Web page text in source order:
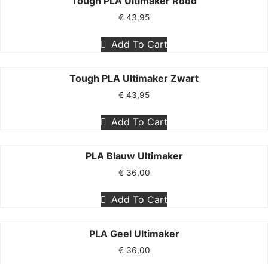
€ 43,95
Add To Cart
Tough PLA Ultimaker Zwart
€ 43,95
Add To Cart
PLA Blauw Ultimaker
€ 36,00
Add To Cart
PLA Geel Ultimaker
€ 36,00